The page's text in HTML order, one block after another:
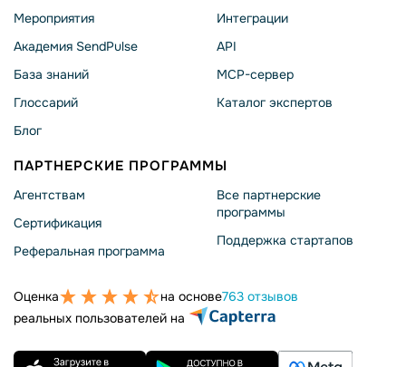
Мероприятия
Академия SendPulse
База знаний
Глоссарий
Блог
Интеграции
API
MCP-сервер
Каталог экспертов
ПАРТНЕРСКИЕ ПРОГРАММЫ
Агентствам
Сертификация
Реферальная программа
Все партнерские
программы
Поддержка стартапов
Оценка на основе763 отзывов
реальных пользователей на